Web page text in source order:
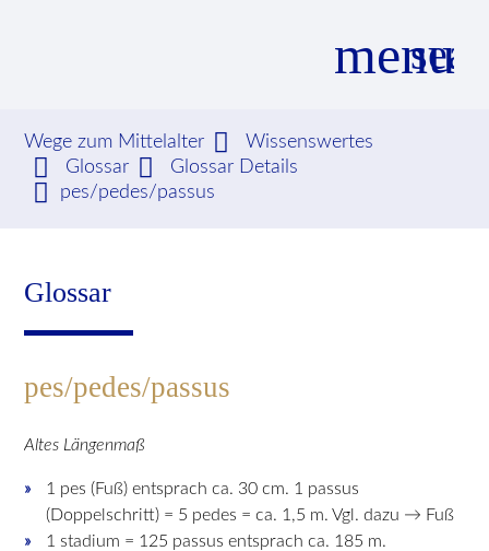
menu
Suchbegriffe
Wege zum Mittelalter
Wissenswertes
Glossar
Glossar Details
pes/pedes/passus
Glossar
pes/pedes/passus
Altes Längenmaß
1 pes (Fuß) entsprach ca. 30 cm. 1 passus
(Doppelschritt) = 5 pedes = ca. 1,5 m. Vgl. dazu → Fuß
1 stadium = 125 passus entsprach ca. 185 m.